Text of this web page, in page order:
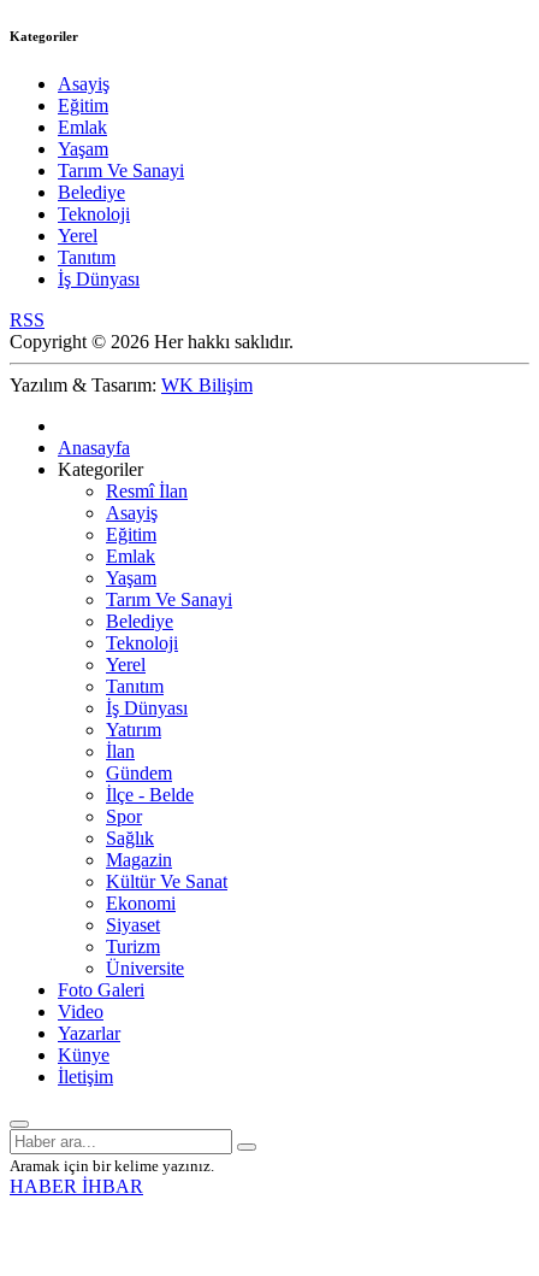
Kategoriler
Asayiş
Eğitim
Emlak
Yaşam
Tarım Ve Sanayi
Belediye
Teknoloji
Yerel
Tanıtım
İş Dünyası
RSS
Copyright © 2026 Her hakkı saklıdır.
Yazılım & Tasarım: WK Bilişim
Anasayfa
Kategoriler
Resmî İlan
Asayiş
Eğitim
Emlak
Yaşam
Tarım Ve Sanayi
Belediye
Teknoloji
Yerel
Tanıtım
İş Dünyası
Yatırım
İlan
Gündem
İlçe - Belde
Spor
Sağlık
Magazin
Kültür Ve Sanat
Ekonomi
Siyaset
Turizm
Üniversite
Foto Galeri
Video
Yazarlar
Künye
İletişim
Aramak için bir kelime yazınız.
HABER İHBAR